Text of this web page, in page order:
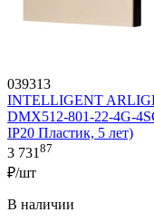
039313
INTELLIGENT
DMX512-801-22-4G-
IP20 Пластик, 5 лет)
3 73187
₽/шт
В наличии